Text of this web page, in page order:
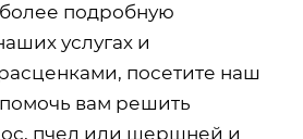
подробную
услугах и
посетите наш
вам решить
ос, пчел или шершней и